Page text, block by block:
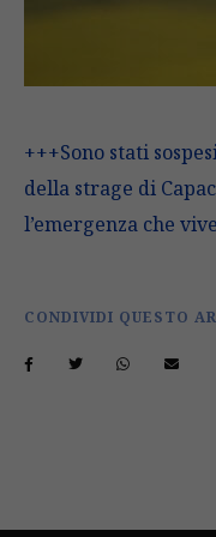
+++Sono stati
della strage di
l’emergenza che vive
CONDIVIDI QUESTO